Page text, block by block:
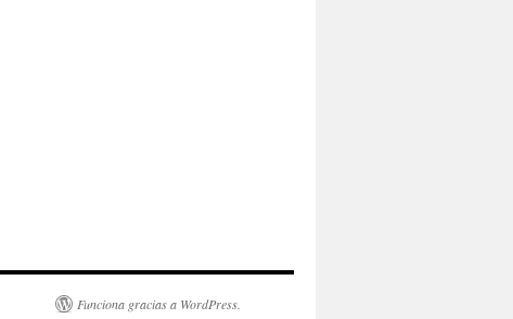
Funciona gracias a WordPress.